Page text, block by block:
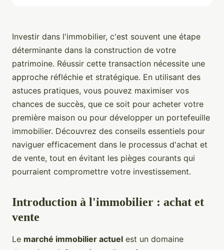
Investir dans l'immobilier, c'est souvent une étape
déterminante dans la construction de votre
patrimoine. Réussir cette transaction nécessite une
approche réfléchie et stratégique. En utilisant des
astuces pratiques, vous pouvez maximiser vos
chances de succès, que ce soit pour acheter votre
première maison ou pour développer un portefeuille
immobilier. Découvrez des conseils essentiels pour
naviguer efficacement dans le processus d'achat et
de vente, tout en évitant les pièges courants qui
pourraient compromettre votre investissement.
Introduction à l'immobilier : achat et
vente
Le marché immobilier actuel est un domaine